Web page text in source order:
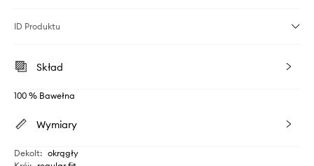
ID Produktu
Skład
100 % Bawełna
Wymiary
Dekolt: okrągły